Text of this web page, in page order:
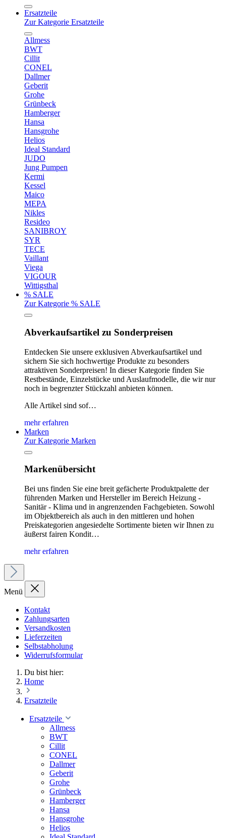
Ersatzteile
Zur Kategorie Ersatzteile
Allmess
BWT
Cillit
CONEL
Dallmer
Geberit
Grohe
Grünbeck
Hamberger
Hansa
Hansgrohe
Helios
Ideal Standard
JUDO
Jung Pumpen
Kermi
Kessel
Maico
MEPA
Nikles
Resideo
SANIBROY
SYR
TECE
Vaillant
Viega
VIGOUR
Wittigsthal
% SALE
Zur Kategorie % SALE
Abverkaufsartikel zu Sonderpreisen
Entdecken Sie unsere exklusiven Abverkaufsartikel und
sichern Sie sich hochwertige Produkte zu besonders
attraktiven Sonderpreisen! In dieser Kategorie finden Sie
Restbestände, Einzelstücke und Auslaufmodelle, die wir nur
noch in begrenzter Stückzahl anbieten können.
Alle Artikel sind sof…
mehr erfahren
Marken
Zur Kategorie Marken
Markenübersicht
Bei uns finden Sie eine breit gefächerte Produktpalette der
führenden Marken und Hersteller im Bereich Heizung -
Sanitär - Klima und in angrenzenden Fachgebieten. Sowohl
im Objektbereich als auch in den mittleren und hohen
Preiskategorien angesiedelte Sortimente bieten wir Ihnen zu
äußerst fairen Kondit…
mehr erfahren
Menü
Kontakt
Zahlungsarten
Versandkosten
Lieferzeiten
Selbstabholung
Widerrufsformular
Du bist hier:
Home
Ersatzteile
Ersatzteile
Allmess
BWT
Cillit
CONEL
Dallmer
Geberit
Grohe
Grünbeck
Hamberger
Hansa
Hansgrohe
Helios